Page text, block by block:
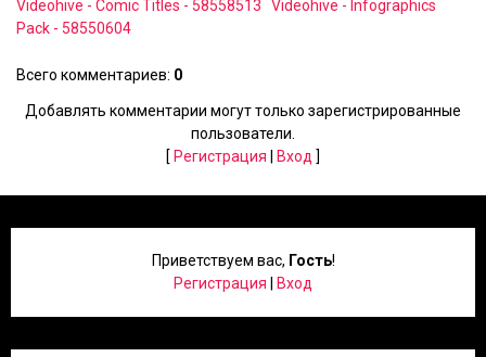
Videohive - Comic Titles - 58558513
Videohive - Infographics
Pack - 58550604
Всего комментариев: 0
Добавлять комментарии могут только зарегистрированные
пользователи.
[ Регистрация Вход ]
Приветствуем вас, Гость!
Регистрация
Вход